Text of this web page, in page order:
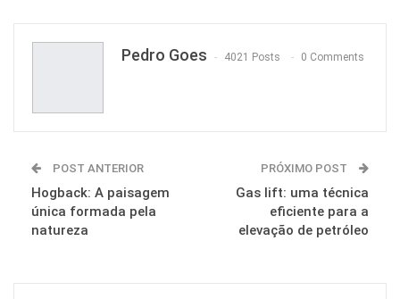
Pedro Goes 4021 Posts 0 Comments
POST ANTERIOR
Hogback: A paisagem
única formada pela
natureza
PRÓXIMO POST
Gas lift: uma técnica
eficiente para a
elevação de petróleo